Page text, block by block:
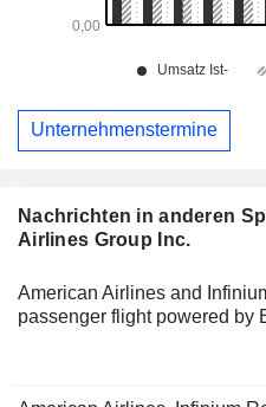
Nachrichten in anderen
Airlines Group Inc.
American Airlines and
passenger flight powered by
Unternehmenstermine